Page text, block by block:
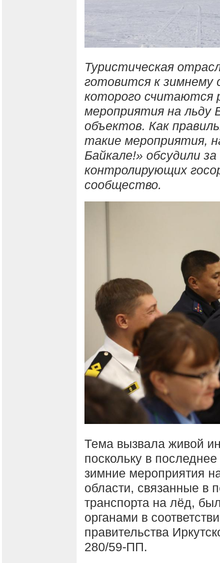
Туристическая
готовится к зимнему
которого считаются
мероприятия на льду
объектов. Как
такие мероприятия,
Байкале!» обсудили
контролирующих
сообщество.
Тема вызвала живой
поскольку в
зимние мероприятия
области, связанные в
транспорта на лёд,
органами в
правительства
280/59-ПП.